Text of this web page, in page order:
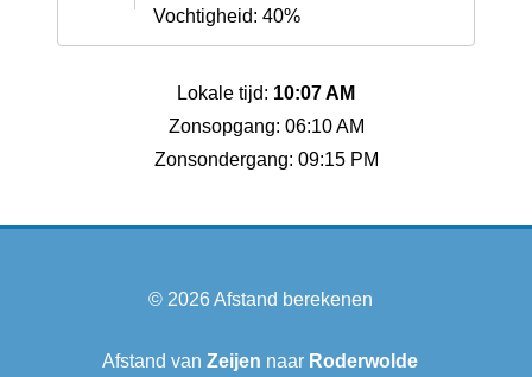
Vochtigheid: 40%
Lokale tijd: 10:07 AM
Zonsopgang: 06:10 AM
Zonsondergang: 09:15 PM
© 2026Afstand berekenen
Afstand van Zeijen naar Roderwolde